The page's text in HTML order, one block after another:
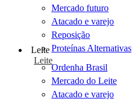
Mercado futuro
Atacado e varejo
Reposição
Proteínas Alternativas
Leite
Leite
Ordenha Brasil
Mercado do Leite
Atacado e varejo